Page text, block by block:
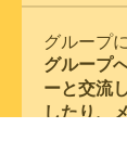
グループ
グループ
ーと交流
したり、